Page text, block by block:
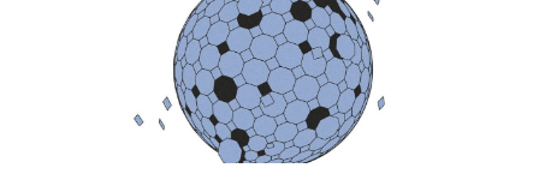
ms
SEARCH